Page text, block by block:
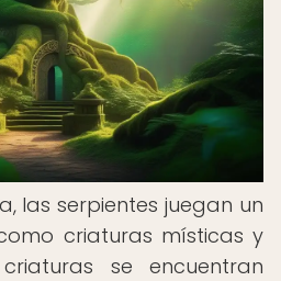
las serpientes juegan un
criaturas místicas y
se encuentran